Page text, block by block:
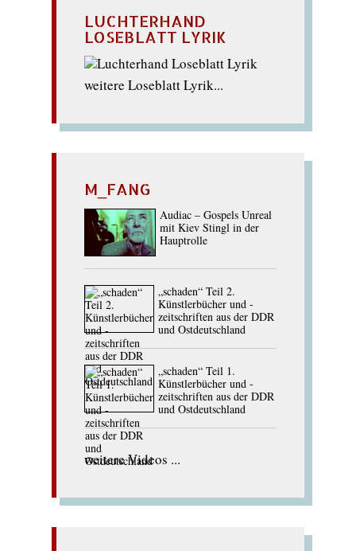
LUCHTERHAND
LOSEBLATT LYRIK
weitere Loseblatt Lyrik...
M_FANG
Audiac – Gospels Unreal
mit Kiev Stingl in der
Hauptrolle
„schaden“ Teil 2.
Künstlerbücher und -
zeitschriften aus der DDR
und Ostdeutschland
„schaden“ Teil 1.
Künstlerbücher und -
zeitschriften aus der DDR
und Ostdeutschland
weitere Videos ...